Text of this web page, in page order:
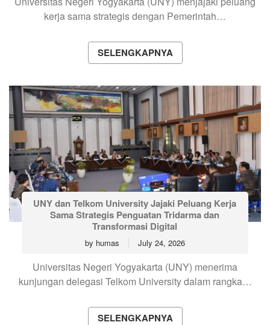
kerja sama strategis dengan Pemerintah…
SELENGKAPNYA
UNY dan Telkom University Jajaki Peluang Kerja
Sama Strategis Penguatan Tridarma dan
Transformasi Digital
by humas July 24, 2026
Universitas Negeri Yogyakarta (UNY) menerima
kunjungan delegasi Telkom University dalam rangka…
SELENGKAPNYA